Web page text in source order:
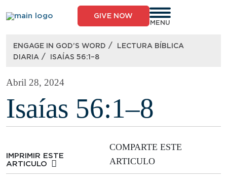
to
content
GIVE NOW
MENU
ENGAGE IN GOD’S WORD /
LECTURA BÍBLICA
DIARIA / ISAÍAS 56:1–8
Abril 28, 2024
Isaías 56:1–8
IMPRIMIR ESTE
ARTICULO
COMPARTE ESTE
ARTICULO